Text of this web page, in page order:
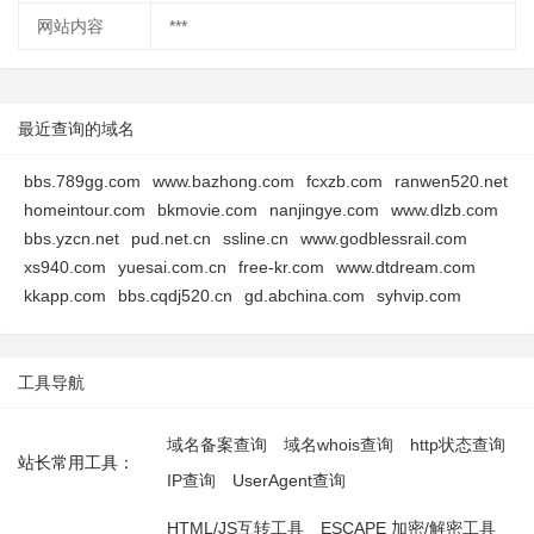
网站内容 ***
最近查询的域名
bbs.789gg.com www.bazhong.com fcxzb.com
ranwen520.net
homeintour.com
bkmovie.com nanjingye.com
www.dlzb.com
bbs.yzcn.net
pud.net.cn ssline.cn
www.godblessrail.com
xs940.com
yuesai.com.cn free-kr.com
www.dtdream.com
kkapp.com
bbs.cqdj520.cn gd.abchina.com syhvip.com
工具导航
站长常用工具：
域名备案查询 域名whois查询
http状态查询
IP查询
UserAgent查询
HTML/JS互转工具 ESCAPE 加密/解密工具